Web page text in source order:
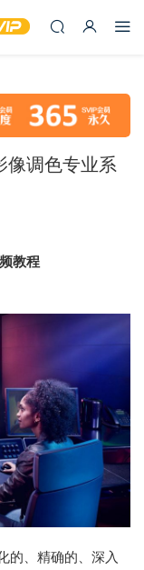
像调色专业系
教程
的、精确的、深入